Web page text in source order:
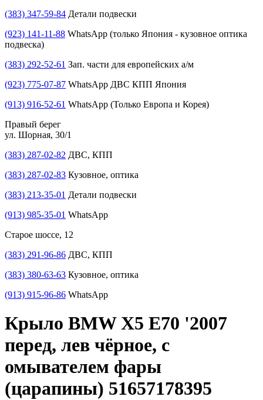
(383) 347-59-84 Детали подвески
(923) 141-11-88 WhatsApp (только Япония - кузовное оптика
подвеска)
(383) 292-52-61 Зап. части для европейских а/м
(923) 775-07-87 WhatsApp ДВС КПП Япония
(913) 916-52-61 WhatsApp (Только Европа и Корея)
Правый берег
ул. Шорная, 30/1
(383) 287-02-82 ДВС, КПП
(383) 287-02-83 Кузовное, оптика
(383) 213-35-01 Детали подвески
(913) 985-35-01 WhatsApp
Старое шоссе, 12
(383) 291-96-86 ДВС, КПП
(383) 380-63-63 Кузовное, оптика
(913) 915-96-86 WhatsApp
Крыло BMW X5 E70 '2007
перед, лев чёрное, с
омывателем фары
(царапины) 51657178395